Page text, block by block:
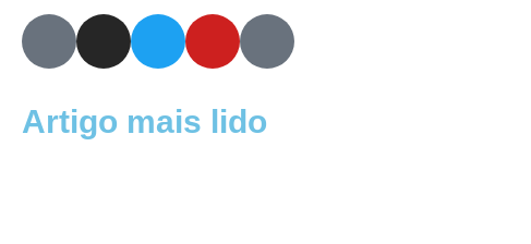
Artigo mais lido